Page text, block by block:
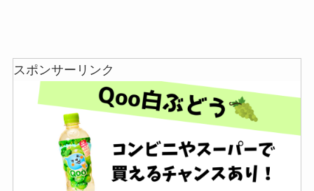
和紙はどこに売ってる？ダイソーやLoftで買える！
スポンサーリンク